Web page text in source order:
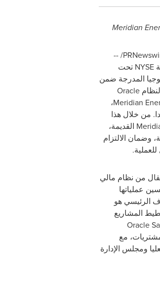
Meridian
/ --
NYSE تحت
المدرجة ضمن
لنظامOracle
Meridian،
من خلال هذا
القديمة،
وضمان الالتزام
من نظام مالي
عملياتها
الرئيسي هو
المشاريع
Oracle
المشتريات، مع
ومجلس الإدارة